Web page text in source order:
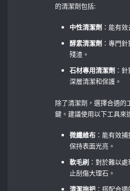
的清潔劑包括:
中性清潔劑 ：能有
酵素清潔劑 ：專門
殘渣。
石材專用清潔劑 ：
深層清潔和保護。
除了清潔劑，選擇合適的
鍵。建議使用以下工具來
微纖維布 ：能有效
保持表面光亮。
軟毛刷 ：對於難以
止刮傷大理石。
清潔拖把 ：搭配合